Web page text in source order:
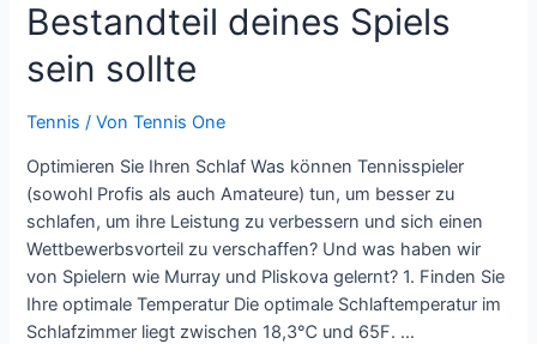
Bestandteil deines Spiels
sein sollte
Tennis / VonTennis One
Optimieren Sie Ihren Schlaf Was können Tennisspieler
(sowohl Profis als auch Amateure) tun, um besser zu
schlafen, um ihre Leistung zu verbessern und sich einen
Wettbewerbsvorteil zu verschaffen? Und was haben wir
von Spielern wie Murray und Pliskova gelernt? 1. Finden Sie
Ihre optimale Temperatur Die optimale Schlaftemperatur im
Schlafzimmer liegt zwischen 18,3℃ und 65F. …